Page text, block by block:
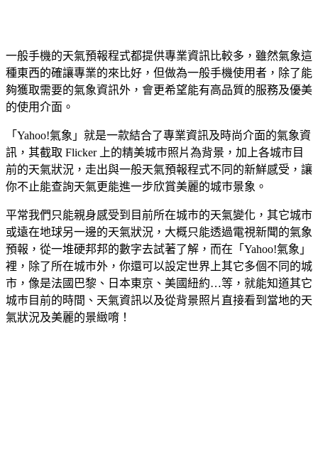
一般手機的天氣預報程式都提供專業資訊比較多，雖然氣象這
種東西的確讓專業的來比好，但做為一般手機使用者，除了能
夠獲取需要的氣象資訊外，會更希望能有高品質的服務及優美
的使用介面。
「Yahoo!氣象」就是一款結合了專業資訊及時尚介面的氣象資
訊，其截取 Flicker 上的精美城巿照片為背景，加上各城市目
前的天氣狀況，走出與一般天氣預報程式不同的新鮮感受，讓
你不止能查詢天氣更能進一步欣賞美麗的城巿景象。
平常我們只能親身感受到目前所在城巿的天氣變化，其它城市
或遠在地球另一邊的天氣狀況，大概只能透過電視新聞的氣象
預報，從一堆硬邦邦的數字去試著了解，而在「Yahoo!氣象」
裡，除了所在城巿外，你還可以設定世界上其它多個不同的城
市，像是法國巴黎、日本東京、美國紐約…等，就能知道其它
城巿目前的時間、天氣資訊以及從背景照片直接看到當地的天
氣狀況及美麗的景緻唷！